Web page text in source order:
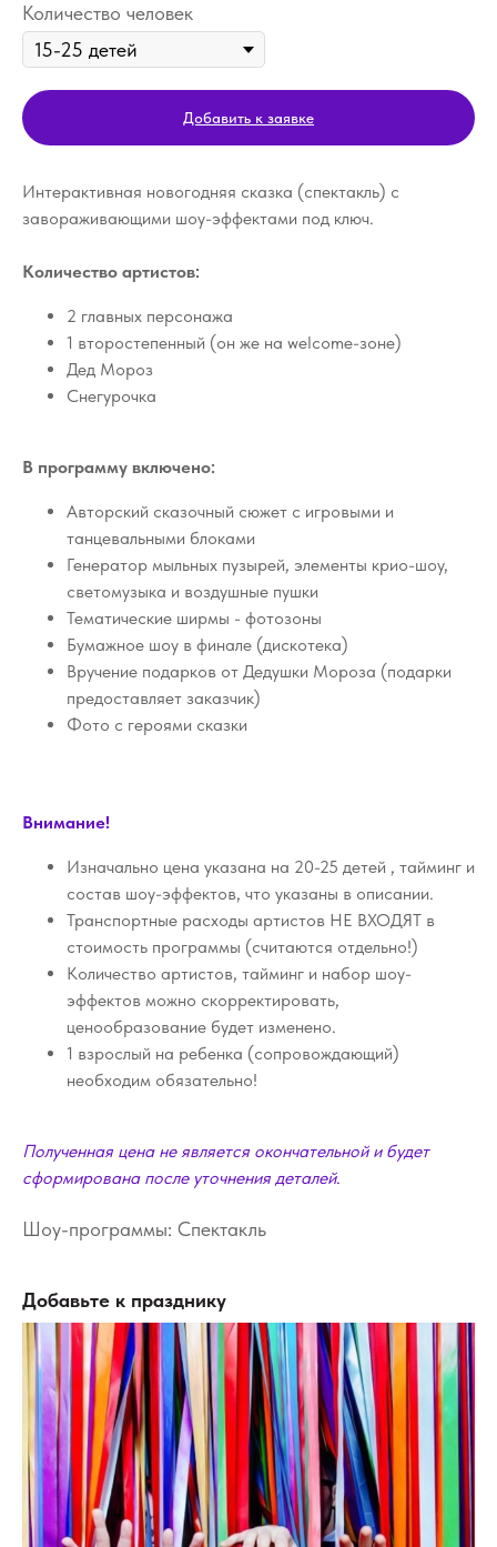
Количество человек
Добавить к заявке
Интерактивная новогодняя сказка (спектакль) с
завораживающими шоу-эффектами под ключ.
Количество артистов:
2 главных персонажа
1 второстепенный (он же на welcome-зоне)
Дед Мороз
Снегурочка
В программу включено:
Авторский сказочный сюжет с игровыми и
танцевальными блоками
Генератор мыльных пузырей, элементы крио-шоу,
светомузыка и воздушные пушки
Тематические ширмы - фотозоны
Бумажное шоу в финале (дискотека)
Вручение подарков от Дедушки Мороза (подарки
предоставляет заказчик)
Фото с героями сказки
Внимание!
Изначально цена указана на 20-25 детей , тайминг и
состав шоу-эффектов, что указаны в описании.
Транспортные расходы артистов НЕ ВХОДЯТ в
стоимость программы (считаются отдельно!)
Количество артистов, тайминг и набор шоу-
эффектов можно скорректировать,
ценообразование будет изменено.
1 взрослый на ребенка (сопровождающий)
необходим обязательно!
Полученная цена не является окончательной и будет
сформирована после уточнения деталей.
Шоу-программы: Спектакль
Добавьте к празднику